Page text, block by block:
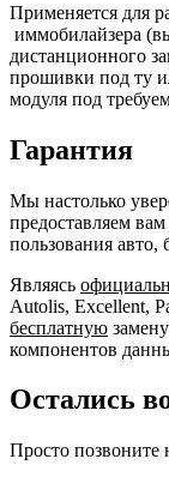
Применяется для
иммобилайзера
дистанционного
прошивки под ту
модуля под
Гарантия
Мы настолько
предоставляем вам
пользования
Являясь
Autolis, Excellent,
бесплатную
компонентов
Остались
Просто позвоните